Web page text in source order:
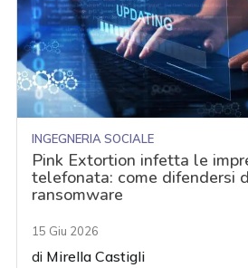
INGEGNERIA SOCIALE
Pink Extortion infetta le
telefonata: come difendersi
ransomware
15 Giu 2026
di Mirella Castigli